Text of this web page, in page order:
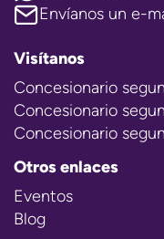
Envíanos un e-
Visítanos
Concesionario
Concesionario
Concesionario
Otros enlaces
Eventos
Blog